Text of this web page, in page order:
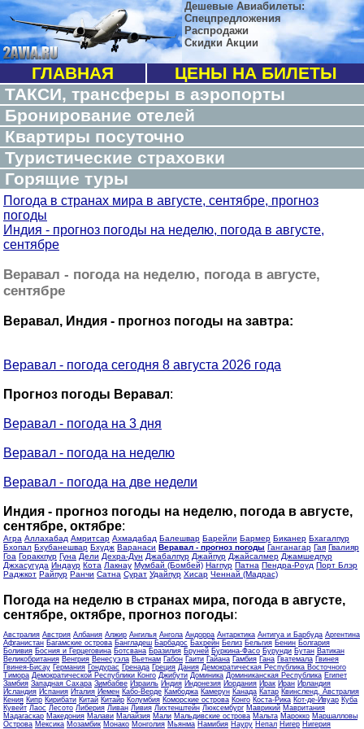
Дешевые Авиабилеты:
Спецпредложения
Распродажи
Скидки Акции
ГЛАВНАЯ
ЦЕНЫ НА БИЛЕТЫ
ТАКСИ, трансферы в аэропорты
Бронирование отелей
Квартиры посуточно
Туристические страховки
Горящие туры
Погода в странах мира в августе, сентябре, прогноз
погоды
Индия - прогноз погоды на неделю, погода в августе,
сентябре
Веравал - погода на неделю, погода в августе,
сентябре
Веравал, Индия - прогноз погоды на завтра:
Веравал - погода сегодня 8 августа 2026 года
Прогноз погоды Веравал:
Веравал - погода на 3 дня
Веравал - погода на неделю
Веравал - погода на две недели
Индия - прогноз погоды на неделю, погода в августе,
сентябре, октябре:
Агра Аллахабад Амритсар Ахмадабад Балешвар Барейли Бармер Биканер Бхагалпур
Бхопал Бхубанешвар Бхудж Варанаси Веравал - прогноз погоды Ганганагар Гая Гвалияр
Гоа Горакхпур Гуна Дели Дехра-Дун Джабалпур Джайпур Джайсалмер Джамшедпур
Джхасугуда Индаур Кота Лакнау Мумбай (Бомбей) Нагпур Патна Пендра-Роуд Порт Блэр
Раджкот Райпур Ранчи Сатна Сурат Удайпур Хисар Ченнай (Мадрас)
Погода на неделю в странах мира, погода в августе,
сентябре, октябре, прогноз погоды:
Австралия Австрия Албания Алжир Ангилья Ангола Андорра Антарктика Антигуа и Барбуда Аргентина
Афганистан Багамские острова Бангладеш Барбадос Бахрейн Белиз Бельгия Бенин Болгария
Боливия Босния и Герцеговина Ботсвана Бразилия Бруней Буркина-Фасо Бурунди Бутан Ватикан
Великобритания Венгрия Венесуэла Вьетнам Габон Гаити Гайана Гамбия Гана Гватемала Гвинея
Гвинея-Бисау Германия Гондурас Гренада Греция Дания Демократическая Республика Восточного
Тимора Демократической Республики Конго Джибути Доминика Доминиканская Республика Египет
Замбия Западная Сахара Зимбабве Израиль Индия Индонезия Иордания Ирак Иран Ирландия
Исландия Испания Италия Йемен Кабо-Верде Камбоджа Камерун Канада Катар Квинсленд, Австралия
Кения Кипр Кирибати Китай Китайр Колумбия Коморские острова Конго Коста-Рика Кот-де-Ивуар Куба
Кувейт Лаос Лесото Либерия Ливан Ливия Лихтенштейн Люксембург Маврикий Мавритания
Мадагаскар Македония Малави Малайзия Мали Мальдивские острова Мальта Марокко Маршалловы
Острова Мексика Мозамбик Монако Монголия Мьянма Намибия Науру Непал Нигер Нигерия